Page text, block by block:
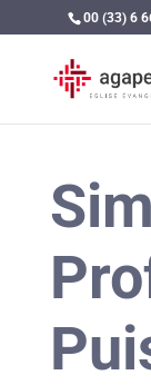
00 (33) 6